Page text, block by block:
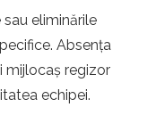
eliminările
Absența
mijlocaș regizor
echipei.